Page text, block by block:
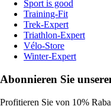
Sport is good
Training-Fit
Trek-Expert
Triathlon-Expert
Vélo-Store
Winter-Expert
Abonnieren Sie
Profitieren Sie von 10%